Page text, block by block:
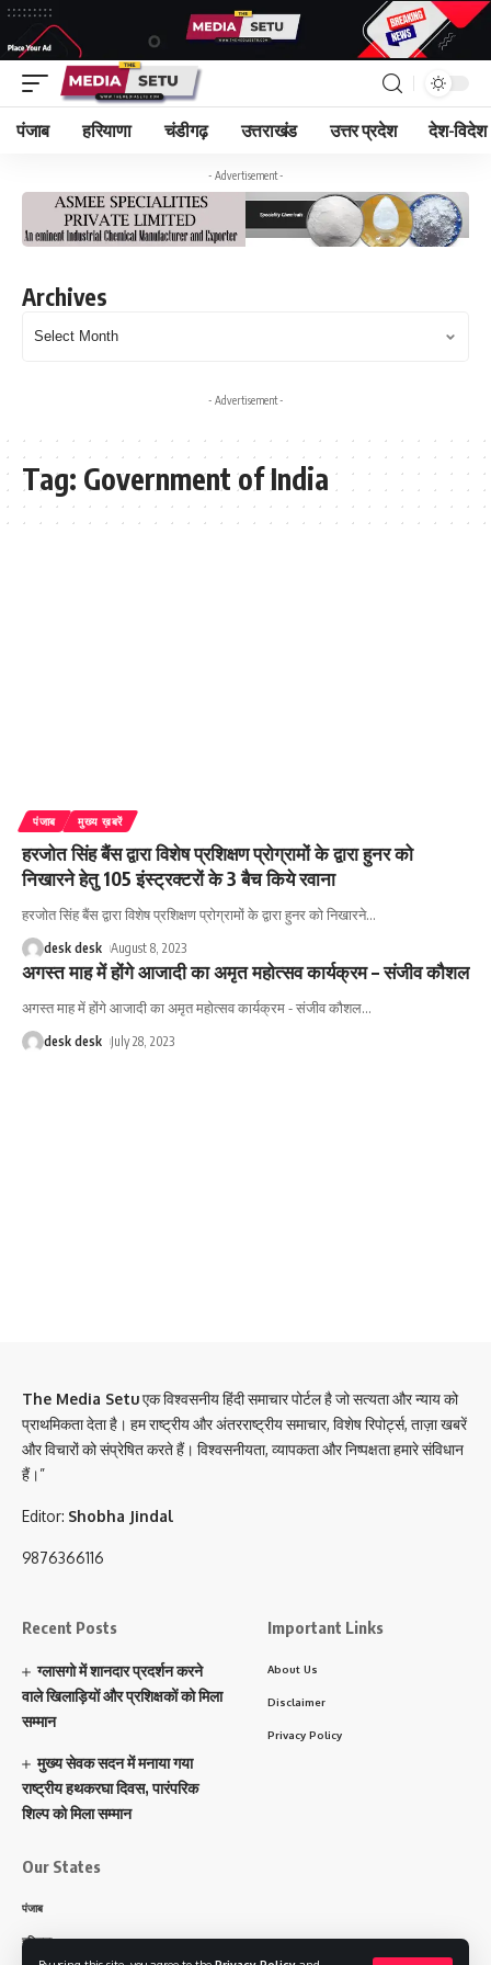
पंजाब हरियाणा चंडीगढ़ उत्तराखंड उत्तर प्रदेश देश-विदेश
- Advertisement -
Archives
- Advertisement -
Tag: Government of India
पंजाब मुख्य ख़बरें
हरजोत सिंह बैंस द्वारा विशेष प्रशिक्षण प्रोग्रामों के द्वारा हुनर को
निखारने हेतु 105 इंस्ट्रक्टरों के 3 बैच किये रवाना
हरजोत सिंह बैंस द्वारा विशेष प्रशिक्षण प्रोग्रामों के द्वारा हुनर को निखारने…
desk desk August 8, 2023
अगस्त माह में होंगे आजादी का अमृत महोत्सव कार्यक्रम – संजीव कौशल
अगस्त माह में होंगे आजादी का अमृत महोत्सव कार्यक्रम - संजीव कौशल…
desk desk July 28, 2023
The Media Setuएक विश्वसनीय हिंदी समाचार पोर्टल है जो सत्यता और न्याय को
प्राथमिकता देता है। हम राष्ट्रीय और अंतरराष्ट्रीय समाचार, विशेष रिपोर्ट्स, ताज़ा खबरें
और विचारों को संप्रेषित करते हैं। विश्वसनीयता, व्यापकता और निष्पक्षता हमारे संविधान
हैं।”
Editor: Shobha Jindal
9876366116
Recent Posts
ग्लासगो में शानदार प्रदर्शन करने
वाले खिलाड़ियों और प्रशिक्षकों को मिला
सम्मान
मुख्य सेवक सदन में मनाया गया
राष्ट्रीय हथकरघा दिवस, पारंपरिक
शिल्प को मिला सम्मान
Important Links
About Us
Disclaimer
Privacy Policy
Our States
पंजाब
हरियाणा